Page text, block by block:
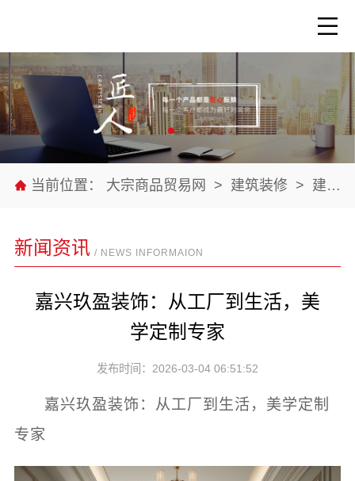
当前位置： 大宗商品贸易网 > 建筑装修 > 建筑装修材料
新闻资讯 / NEWS INFORMAION
嘉兴玖盈装饰：从工厂到生活，美
学定制专家
发布时间：2026-03-04 06:51:52
嘉兴玖盈装饰：从工厂到生活，美学定制
专家